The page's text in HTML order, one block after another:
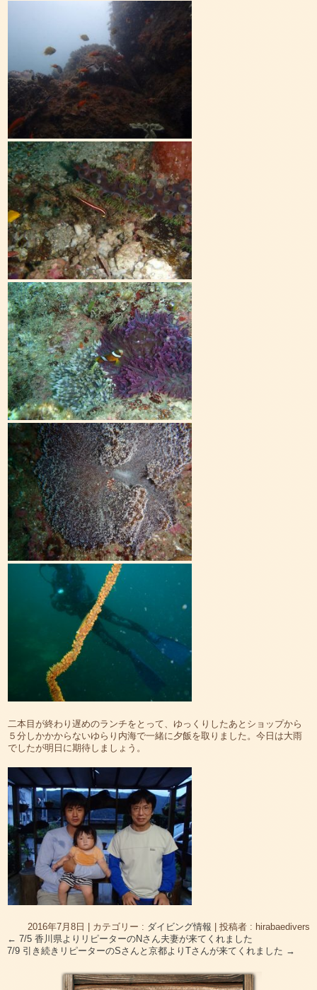
二本目が終わり遅めのランチをとって、ゆっくりしたあとショップから
５分しかかからないゆらり内海で一緒に夕飯を取りました。今日は大雨
でしたが明日に期待しましょう。
2016年7月8日 カテゴリー : ダイビング情報
投稿者 : hirabaedivers
← 7/5 香川県よりリピーターのNさん夫妻が来てくれました
7/9 引き続きリピーターのSさんと京都よりTさんが来てくれました →